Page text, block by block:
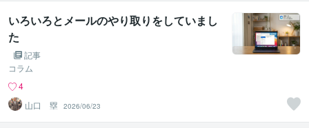
いろいろとメールのやり取りをしていまし
た
記事
コラム
4
山口 塁
2026/06/23